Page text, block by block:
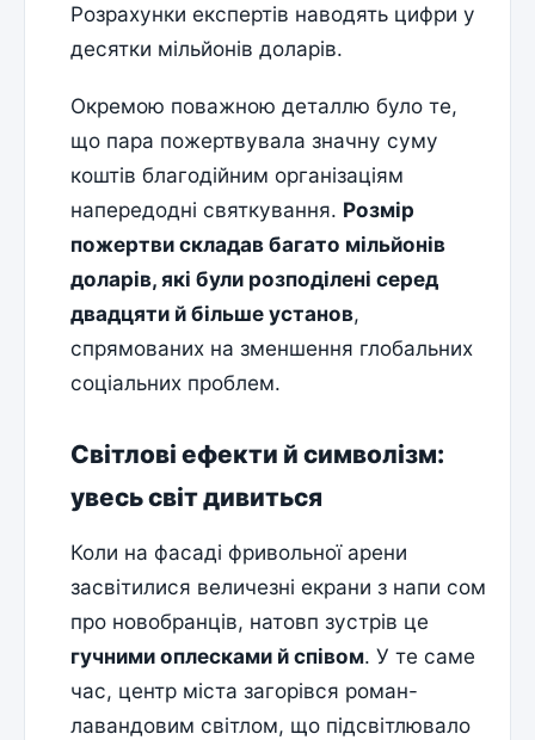
Розрахунки експертів наводять цифри у
десятки мільйонів доларів.
Окремою поважною деталлю було те,
що пара пожертвувала значну суму
коштів благодійним організаціям
напередодні святкування. Розмір
пожертви складав багато мільйонів
доларів, які були розподілені серед
двадцяти й більше установ,
спрямованих на зменшення глобальних
соціальних проблем.
Світлові ефекти й символізм:
увесь світ дивиться
Коли на фасаді фривольної арени
засвітилися величезні екрани з напи сом
про новобранців, натовп зустрів це
гучними оплесками й співом. У те саме
час, центр міста загорівся роман-
лавандовим світлом, що підсвітлювало